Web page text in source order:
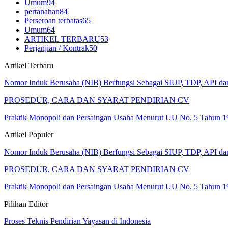
Umum94
pertanahan84
Perseroan terbatas65
Umum64
ARTIKEL TERBARU53
Perjanjian / Kontrak50
Artikel Terbaru
Nomor Induk Berusaha (NIB) Berfungsi Sebagai SIUP, TDP, API
PROSEDUR, CARA DAN SYARAT PENDIRIAN CV
Praktik Monopoli dan Persaingan Usaha Menurut UU No. 5 Tahun
Artikel Populer
Nomor Induk Berusaha (NIB) Berfungsi Sebagai SIUP, TDP, API
PROSEDUR, CARA DAN SYARAT PENDIRIAN CV
Praktik Monopoli dan Persaingan Usaha Menurut UU No. 5 Tahun
Pilihan Editor
Proses Teknis Pendirian Yayasan di Indonesia